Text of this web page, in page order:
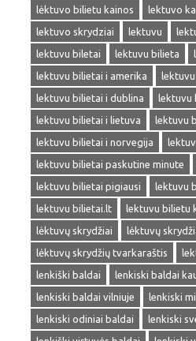
lėktuvo bilietu kainos
lektuvo
lektuvo skrydziai
lektuvu
lektuvu biletai
lektuvu bilieta
lektuvu bilietai i amerika
lektuvu bilietai i dublina
lektuvu
lektuvu bilietai i lietuva
lektuvu
lektuvu bilietai i norvegija
lektuvu bilietai paskutine minute
lektuvu bilietai pigiausi
lektuvu
lektuvu bilietai.lt
lektuvu bilietu
lėktuvų skrydžiai
lėktuvų
lėktuvų skrydžių tvarkaraštis
lenkiški baldai
lenkiski baldai
lenkiski baldai vilniuje
lenkiski
lenkiski odiniai baldai
lenkiski